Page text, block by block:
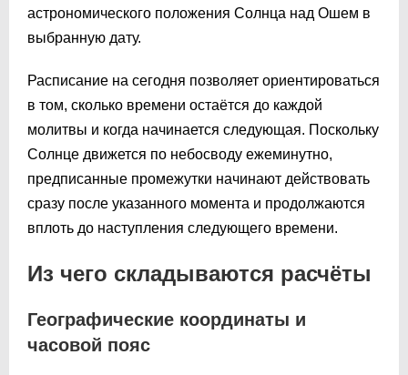
астрономического положения Солнца над Ошем в
выбранную дату.
Расписание на сегодня позволяет ориентироваться
в том, сколько времени остаётся до каждой
молитвы и когда начинается следующая. Поскольку
Солнце движется по небосводу ежеминутно,
предписанные промежутки начинают действовать
сразу после указанного момента и продолжаются
вплоть до наступления следующего времени.
Из чего складываются расчёты
Географические координаты и
часовой пояс